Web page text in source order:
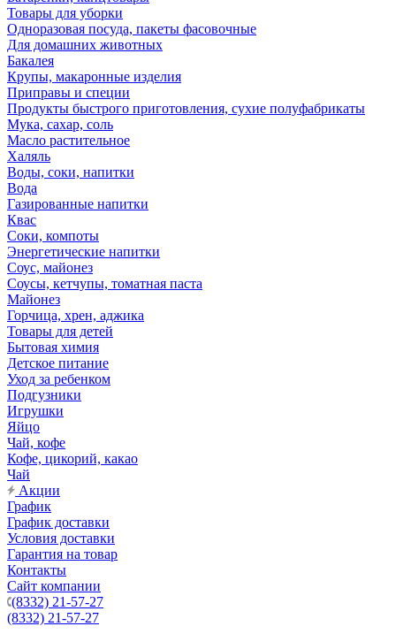
Товары для уборки
Одноразовая посуда, пакеты фасовочные
Для домашних животных
Бакалея
Крупы, макаронные изделия
Приправы и специи
Продукты быстрого приготовления, сухие полуфабрикаты
Мука, сахар, соль
Масло растительное
Халяль
Воды, соки, напитки
Вода
Газированные напитки
Квас
Соки, компоты
Энергетические напитки
Соус, майонез
Соусы, кетчупы, томатная паста
Майонез
Горчица, хрен, аджика
Товары для детей
Бытовая химия
Детское питание
Уход за ребенком
Подгузники
Игрушки
Яйцо
Чай, кофе
Кофе, цикорий, какао
Чай
Акции
График
График доставки
Условия доставки
Гарантия на товар
Контакты
Сайт компании
(8332) 21-57-27
(8332) 21-57-27